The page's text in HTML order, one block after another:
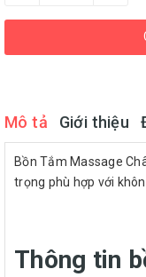
Mô tả Giới thiệu
Bồn Tắm Massage
trọng phù hợp với
Thông tin